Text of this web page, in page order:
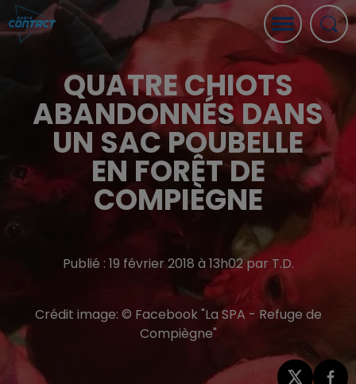
QUATRE CHIOTS
ABANDONNÉS DANS
UN SAC POUBELLE
EN FORÊT DE
COMPIÈGNE
Publié : 19 février 2018 à 13h02 par T.D.
Crédit image: © Facebook "La SPA - Refuge de
Compiègne"